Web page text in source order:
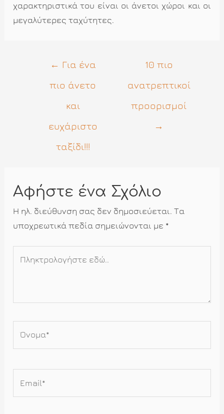
χαρακτηριστικά του είναι οι άνετοι χώροι και οι
μεγαλύτερες ταχύτητες.
Πλοήγηση
← Για ένα
πιο άνετο
και
ευχάριστο
ταξίδι!!!
10 πιο
ανατρεπτικοί
προορισμοί
→
Αφήστε ένα Σχόλιο
Η ηλ. διεύθυνση σας δεν δημοσιεύεται. Τα
υποχρεωτικά πεδία σημειώνονται με *